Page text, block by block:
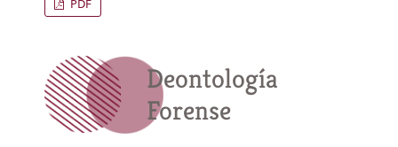
PDF
Deontología
Forense